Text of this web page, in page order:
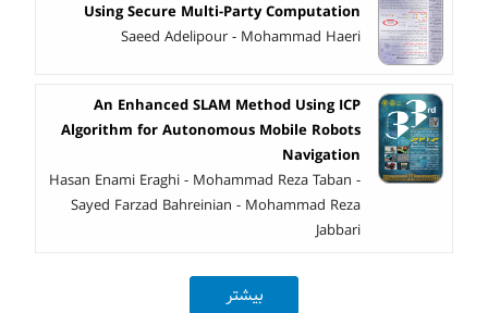
Using Secure Multi-Party Computation
Saeed Adelipour - Mohammad Haeri
An Enhanced SLAM Method Using ICP
Algorithm for Autonomous Mobile Robots
Navigation
Hasan Enami Eraghi - Mohammad Reza Taban -
Sayed Farzad Bahreinian - Mohammad Reza
Jabbari
بیشتر